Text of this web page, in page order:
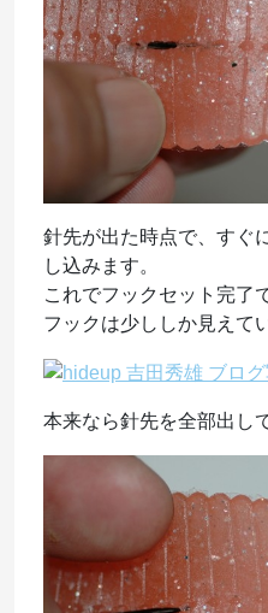
針先が出た時点で、すぐ
し込みます。
これでフックセット完了
フックは少ししか見えて
本来なら針先を全部出し